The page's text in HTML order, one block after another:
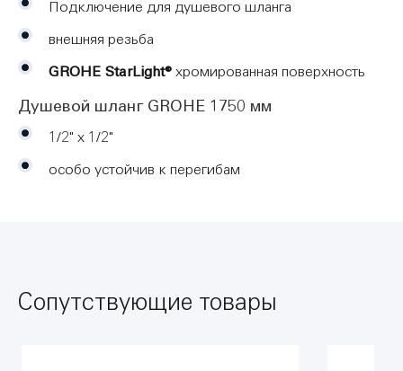
Подключение для душевого шланга
внешняя резьба
GROHE StarLight® хромированная поверхность
Душевой шланг GROHE 1750 мм
1/2" x 1/2"
особо устойчив к перегибам
Сопутствующие товары